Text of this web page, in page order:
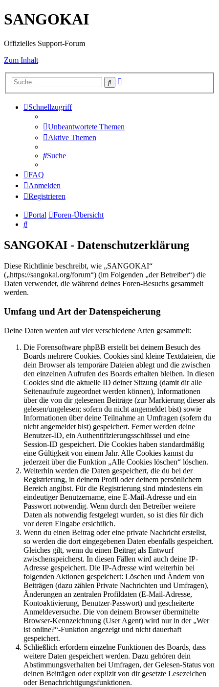
SANGOKAI
Offizielles Support-Forum
Zum Inhalt
Suche
Schnellzugriff
Unbeantwortete Themen
Aktive Themen
Suche
FAQ
Anmelden
Registrieren
Portal
Foren-Übersicht
Suche
SANGOKAI - Datenschutzerklärung
Diese Richtlinie beschreibt, wie „SANGOKAI“
(„https://sangokai.org/forum“) (im Folgenden „der Betreiber“) die
Daten verwendet, die während deines Foren-Besuchs gesammelt
werden.
Umfang und Art der Datenspeicherung
Deine Daten werden auf vier verschiedene Arten gesammelt:
Die Forensoftware phpBB erstellt bei deinem Besuch des
Boards mehrere Cookies. Cookies sind kleine Textdateien, die
dein Browser als temporäre Dateien ablegt und die zwischen
den einzelnen Aufrufen des Boards erhalten bleiben. In diesen
Cookies sind die aktuelle ID deiner Sitzung (damit dir alle
Seitenaufrufe zugeordnet werden können), Informationen
über die von dir gelesenen Beiträge (zur Markierung dieser als
gelesen/ungelesen; sofern du nicht angemeldet bist) sowie
Informationen über deine Teilnahme an Umfragen (sofern du
nicht angemeldet bist) gespeichert. Ferner werden deine
Benutzer-ID, ein Authentifizierungsschlüssel und eine
Session-ID gespeichert. Die Cookies haben standardmäßig
eine Gültigkeit von einem Jahr. Alle Cookies kannst du
jederzeit über die Funktion „Alle Cookies löschen“ löschen.
Weiterhin werden die Daten gespeichert, die du bei der
Registrierung, in deinem Profil oder deinem persönlichem
Bereich angibst. Für die Registrierung sind mindestens ein
eindeutiger Benutzername, eine E-Mail-Adresse und ein
Passwort notwendig. Wenn durch den Betreiber weitere
Daten als notwendig festgelegt wurden, so ist dies für dich
vor deren Eingabe ersichtlich.
Wenn du einen Beitrag oder eine private Nachricht erstellst,
so werden die dort eingegebenen Daten ebenfalls gespeichert.
Gleiches gilt, wenn du einen Beitrag als Entwurf
zwischenspeicherst. In diesen Fällen wird auch deine IP-
Adresse gespeichert. Die IP-Adresse wird weiterhin bei
folgenden Aktionen gespeichert: Löschen und Ändern von
Beiträgen (dazu zählen Private Nachrichten und Umfragen),
Änderungen an zentralen Profildaten (E-Mail-Adresse,
Kontoaktivierung, Benutzer-Passwort) und gescheiterte
Anmeldeversuche. Die von deinem Browser übermittelte
Browser-Kennzeichnung (User Agent) wird nur in der „Wer
ist online?“-Funktion angezeigt und nicht dauerhaft
gespeichert.
Schließlich erfordern einzelne Funktionen des Boards, dass
weitere Daten gespeichert werden. Dazu gehören dein
Abstimmungsverhalten bei Umfragen, der Gelesen-Status von
deinen Beiträgen oder explizit von dir gesetzte Lesezeichen
oder Benachrichtigungsfunktionen.